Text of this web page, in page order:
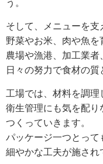
う。
そして、メニューを支
野菜やお米、肉や魚を
農場や漁港、加工業者
日々の努力で食材の質
工場では、材料を調理
衛生管理にも気を配
つくっていきます。
パッケージ一つとって
細やかな工夫が施され